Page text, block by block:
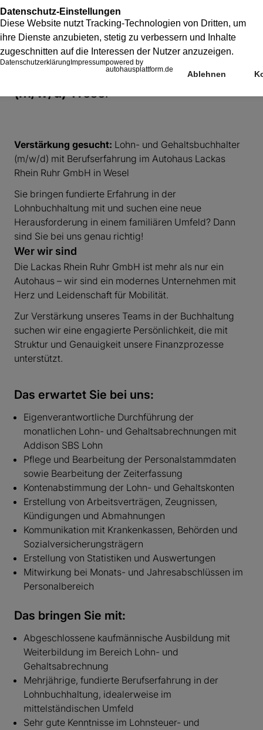
Lohn- und Gehaltsbuchhalter
(m/w/d) Wesel
Verstärkung gesucht: Lohn- und Gehaltsbuchhalter
(m/w/d) mit Berufserfahrung im Autohaus Lackas
Rhein Ruhr GmbH in Wesel
Sie bringen fundierte Erfahrung in der
Lohnbuchhaltung mit und suchen eine neue
Herausforderung in einem familiären Umfeld? Dann
sind Sie bei uns genau richtig!
Wer wir sind
Die Lackas Rhein Ruhr GmbH ist mehr als nur ein
Autohaus – wir sind ein modernes Unternehmen mit
Herz und Leidenschaft für Mobilität.
Zur Verstärkung unseres Teams in der Buchhaltung
suchen wir eine engagierte Persönlichkeit, die mit
Struktur und Genauigkeit unsere Finanzprozesse
unterstützt.
Das erwartet Sie bei uns:
Eigenverantwortliche Durchführung der
monatlichen Lohn- und Gehaltsabrechnungen mit
Addison SBS Lohn
Pflege und Bearbeitung der Personalstammdaten
sowie Bearbeitung der Zeiterfassung
Kontenabstimmung der Lohn- und Gehaltskonten
Erstellung von Arbeitsverträgen, Zeugnissen,
Kündigungen und Abmahnungen
Kommunikation mit Krankenkassen, Behörden und
Sozialversicherungsträgern
Erstellung von Statistiken und Auswertungen
Mitwirkung bei Monats- und Jahresabschlüssen im
Personalbereich
Das bringen Sie mit:
Abgeschlossene kaufmännische Ausbildung mit
Weiterbildung im Bereich Lohn- und
Gehaltsabrechnung
Mehrjährige, fundierte Berufserfahrung in der
Lohnbuchhaltung, idealerweise im
mittelständischen Umfeld
Sehr gute Kenntnisse im Lohnsteuer- und